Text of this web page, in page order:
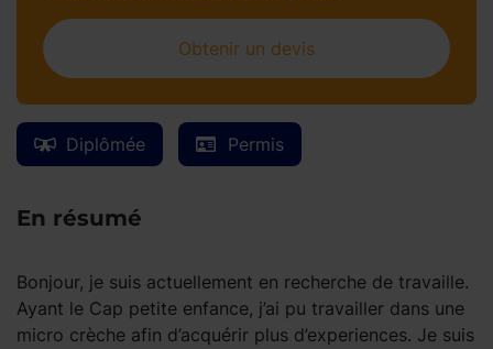
Diplômée Permis
En résumé
Bonjour, je suis actuellement en recherche de travaille.
Ayant le Cap petite enfance, j’ai pu travailler dans une
micro crèche afin d’acquérir plus d’experiences. Je suis
Obtenir un devis